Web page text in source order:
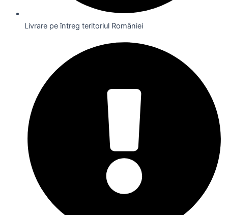
Livrare pe întreg teritoriul României